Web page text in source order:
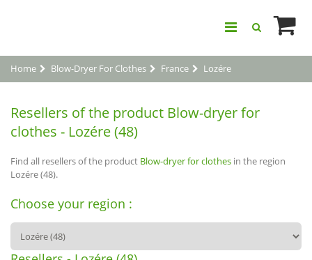
Home Blow-Dryer For Clothes France Lozére
Resellers of the product Blow-dryer for
clothes - Lozére (48)
Find all resellers of the product Blow-dryer for clothes in the region
Lozére (48).
Choose your region :